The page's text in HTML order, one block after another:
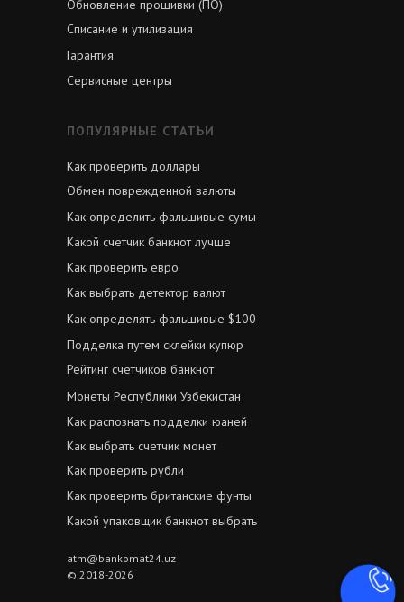
ПОПУЛЯРНЫЕ СТАТЬИ
Как проверить доллары
atm@bankomat24.uz
© 2018-2026
Обмен поврежденной валюты
Как определить фальшивые сумы
Какой счетчик банкнот лучше
Как проверить евро
Как выбрать детектор валют
Как определять фальшивые $100
Подделка путем склейки купюр
Рейтинг счетчиков банкнот
Монеты Республики Узбекистан
Как распознать подделки юаней
Как выбрать счетчик монет
Как проверить рубли
Обновление прошивки (ПО)
Списание и утилизация
Гарантия
Как проверить британские фунты
Какой упаковщик банкнот выбрать
Сервисные центры